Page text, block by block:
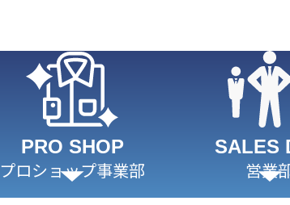
PRO SHOP
プロショップ事業部
SALES
営業